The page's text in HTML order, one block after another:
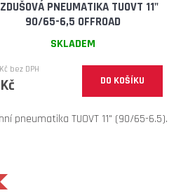
PNEUMATIKA TUOVT 11"
90/65-6,5 OFFROAD
SKLADEM
bez DPH
DO KOŠÍKU
pneumatika TUOVT 11" (90/65-6.5).